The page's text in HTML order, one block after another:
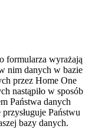
formularza wyrażają
nim danych w bazie
przez Home One
nastąpiło w sposób
Państwa danych
Państwu
bazy danych.